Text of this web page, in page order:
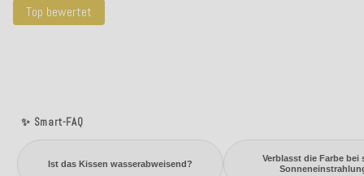
Top bewertet
✨ Smart-FAQ
Ist das Kissen wasserabweisend?
Verblasst die Farbe bei